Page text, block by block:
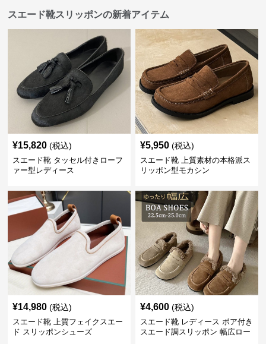
スエード靴スリッポンの新着アイテム
¥15,820 (税込)
スエード靴 タッセル付きローフ
ァー型レディース
¥5,950 (税込)
スエード靴 上質素材の本格派ス
リッポン型モカシン
¥14,980 (税込)
スエード靴 上質フェイクスエー
ド スリッポンシューズ
¥4,600 (税込)
スエード靴 レディース ボア付き
スエード調スリッポン 幅広ロー